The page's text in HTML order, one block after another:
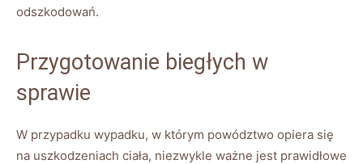
odszkodowań.
Przygotowanie biegłych w
sprawie
W przypadku wypadku, w którym powództwo opiera się
na uszkodzeniach ciała, niezwykle ważne jest prawidłowe